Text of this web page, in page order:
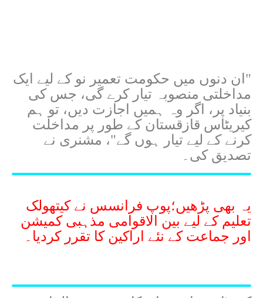
"ان دنوں میں حکومت تعمیر نو کے لیے ایک
مداخلتی منصوبہ تیار کرے گی، جس کی
بنیاد پر، اگر وہ ہمیں اجازت دیں، تو ہم
کیریٹاس قازقستان کے طور پر مداخلت
کرنے کے لیے تیار ہوں گے"، مشنری نے
تصدیق کی۔
یہ بھی پڑھیں؛پوپ فرانسس نے کیتھولک
تعلیم کے لیے بین الاقوامی مذہبی کمیشن
اور جماعت کے نئے اراکین کا تقرر کردیا۔